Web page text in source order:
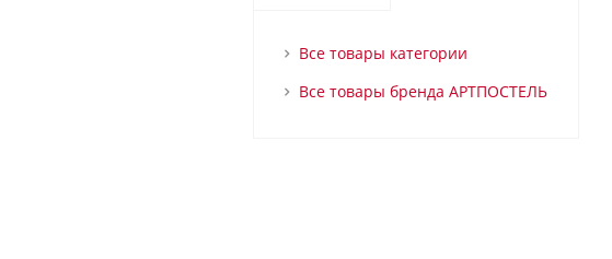
Все товары категории
Все товары бренда АРТПОСТЕЛЬ